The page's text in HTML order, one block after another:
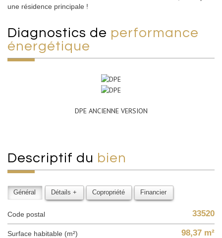
une résidence principale !
diagnostics de performance
énergétique
DPE ANCIENNE VERSION
descriptif du bien
Général Détails + Copropriété Financier
Code postal 33520
Surface habitable (m²) 98,37 m²